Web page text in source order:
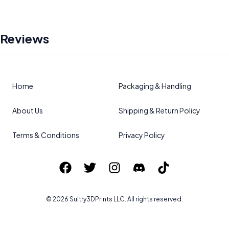
Reviews
Home
About Us
Terms & Conditions
Packaging & Handling
Shipping & Return Policy
Privacy Policy
© 2026 Sultry3DPrints LLC. All rights reserved.